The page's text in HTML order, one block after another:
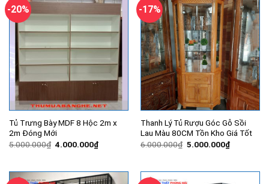
-20%
Tủ Trưng Bày MDF 8 Hộc 2m x
2m Đóng Mới
5.000.000₫ Giá
4.000.000₫Giá
hiện
4.000.000₫.
-17%
Thanh Lý Tủ Rượu Góc Gỗ Sồi
Lau Màu 80CM Tồn Kho Giá Tốt
6.000.000₫ Giá
5.000.000₫Giá
hiện